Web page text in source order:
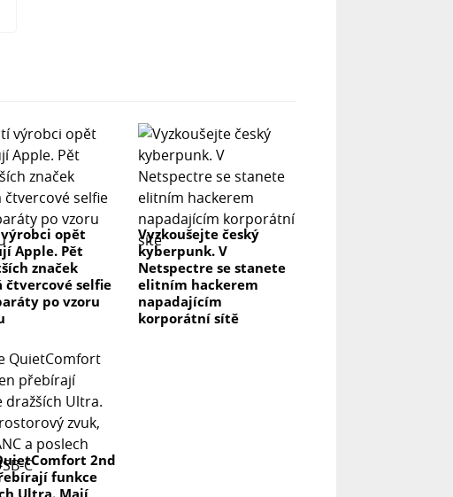
opět
Apple. Pět
značek
čtvercové selfie
po vzoru
Vyzkoušejte český
kyberpunk. V
Netspectre se stanete
elitním hackerem
napadajícím
korporátní sítě
2nd
funkce
Ultra. Mají